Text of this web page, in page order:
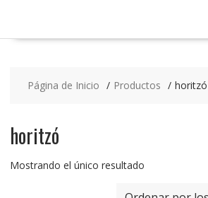
Página de Inicio Productos horitzó
horitzó
Mostrando el único resultado